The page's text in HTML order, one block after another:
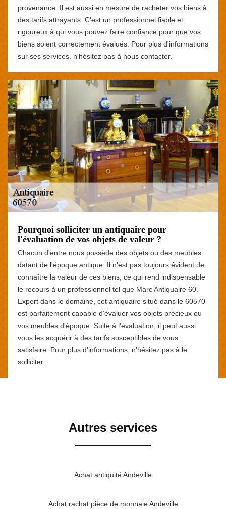
provenance. Il est aussi en mesure de racheter vos biens à
des tarifs attrayants. C'est un professionnel fiable et
rigoureux à qui vous pouvez faire confiance pour que vos
biens soient correctement évalués. Pour plus d'informations
sur ses services, n'hésitez pas à nous contacter.
Pourquoi solliciter un antiquaire pour
l'évaluation de vos objets de valeur ?
Chacun d'entre nous possède des objets ou des meubles
datant de l'époque antique. Il n'est pas toujours évident de
connaître la valeur de ces biens, ce qui rend indispensable
le recours à un professionnel tel que Marc Antiquaire 60.
Expert dans le domaine, cet antiquaire situé dans le 60570
est parfaitement capable d'évaluer vos objets précieux ou
vos meubles d'époque. Suite à l'évaluation, il peut aussi
vous les acquérir à des tarifs susceptibles de vous
satisfaire. Pour plus d'informations, n'hésitez pas à le
solliciter.
Autres services
Achat antiquité Andeville
Achat rachat pièce de monnaie Andeville